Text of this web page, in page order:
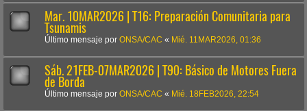
Mar. 10MAR2026 | T16: Preparación Comunitaria para
Tsunamis
Último mensaje por ONSA/CAC « Mié. 11MAR2026, 01:36
Sáb. 21FEB-07MAR2026 | T90: Básico de Motores Fuera
de Borda
Último mensaje por ONSA/CAC « Mié. 18FEB2026, 22:54